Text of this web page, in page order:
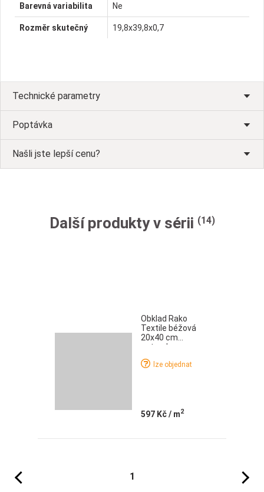
Barevná variabilita Ne
Rozměr skutečný 19,8x39,8x0,7
Technické parametry
Poptávka
Našli jste lepší cenu?
Další produkty v sérii (14)
Obklad Rako
Textile béžová
20x40 cm
naturale
597 Kč/ m2
lze objednat
Předchozí 1